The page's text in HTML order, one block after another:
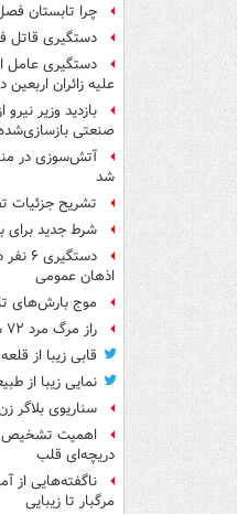
چرا تابستان
دستگیری قاتل
دستگیری عامل
علیه زائران
بازدید وزیر
صنعتی
آتش‌سوزی در
شد
تشریح جزئیات تصادف ۱۲ خودرو
شرط جدید برای
اذهان عمومی
موج بارش‌های
راز مرگ مرد ۷۲ ساله در تهرانپارس فاش شد
قابی زیبا از
نمایی زیبا از
سناریوی
اهمیت تشخیص
دریچه‌ای قلب
ناگفته‌هایی از
مرگبار تا زیبایی